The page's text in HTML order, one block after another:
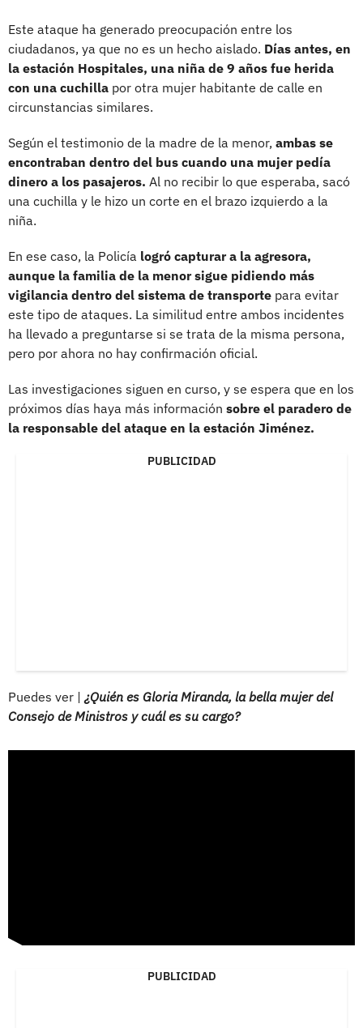
Este ataque ha generado preocupación entre los
ciudadanos, ya que no es un hecho aislado. Días antes, en
la estación Hospitales, una niña de 9 años fue herida
con una cuchilla por otra mujer habitante de calle en
circunstancias similares.
Según el testimonio de la madre de la menor, ambas se
encontraban dentro del bus cuando una mujer pedía
dinero a los pasajeros. Al no recibir lo que esperaba, sacó
una cuchilla y le hizo un corte en el brazo izquierdo a la
niña.
En ese caso, la Policía logró capturar a la agresora,
aunque la familia de la menor sigue pidiendo más
vigilancia dentro del sistema de transporte para evitar
este tipo de ataques. La similitud entre ambos incidentes
ha llevado a preguntarse si se trata de la misma persona,
pero por ahora no hay confirmación oficial.
Las investigaciones siguen en curso, y se espera que en los
próximos días haya más información sobre el paradero de
la responsable del ataque en la estación Jiménez.
PUBLICIDAD
Puedes ver | ¿Quién es Gloria Miranda, la bella mujer del
Consejo de Ministros y cuál es su cargo?
PUBLICIDAD